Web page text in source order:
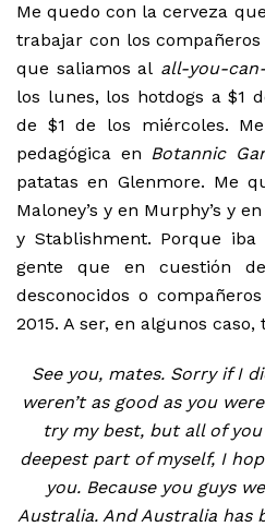
Me quedo con la cerveza
trabajar con los
que saliamos al all-you-
los lunes, los hotdogs a $1
de $1 de los miércoles.
pedagógica en Botannic
patatas en Glenmore. Me
Maloney’s y en Murphy’s y
y Stablishment. Porque
gente que en cuestión
desconocidos o
2015. A ser, en algunos
See you, mates. Sorry if I
weren’t as good as you
try my best, but all of
deepest part of myself, I
you. Because you guys
Australia. And Australia has